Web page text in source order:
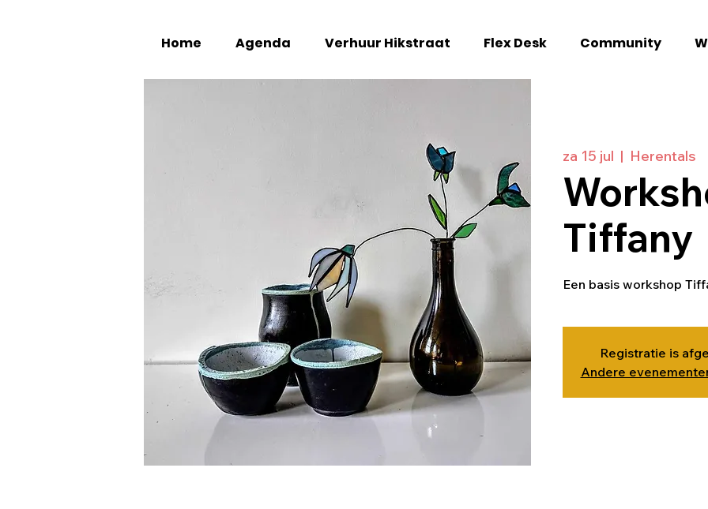
Home Agenda Verhuur Hikstraat Flex Desk Community
za 15 jul
  |
Herentals
Tiffany
Een basis workshop
Registratie is
Andere